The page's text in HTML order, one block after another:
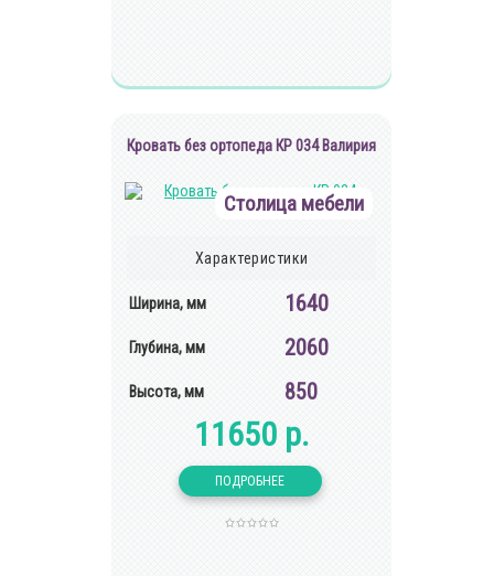
Кровать без ортопеда КР 034 Валирия
Столица мебели
Характеристики
Ширина, мм 1640
Глубина, мм 2060
Высота, мм 850
11650 р.